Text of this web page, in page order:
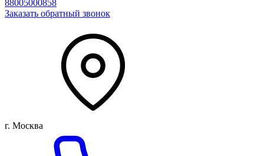
88005000858
Заказать обратный звонок
г. Москва